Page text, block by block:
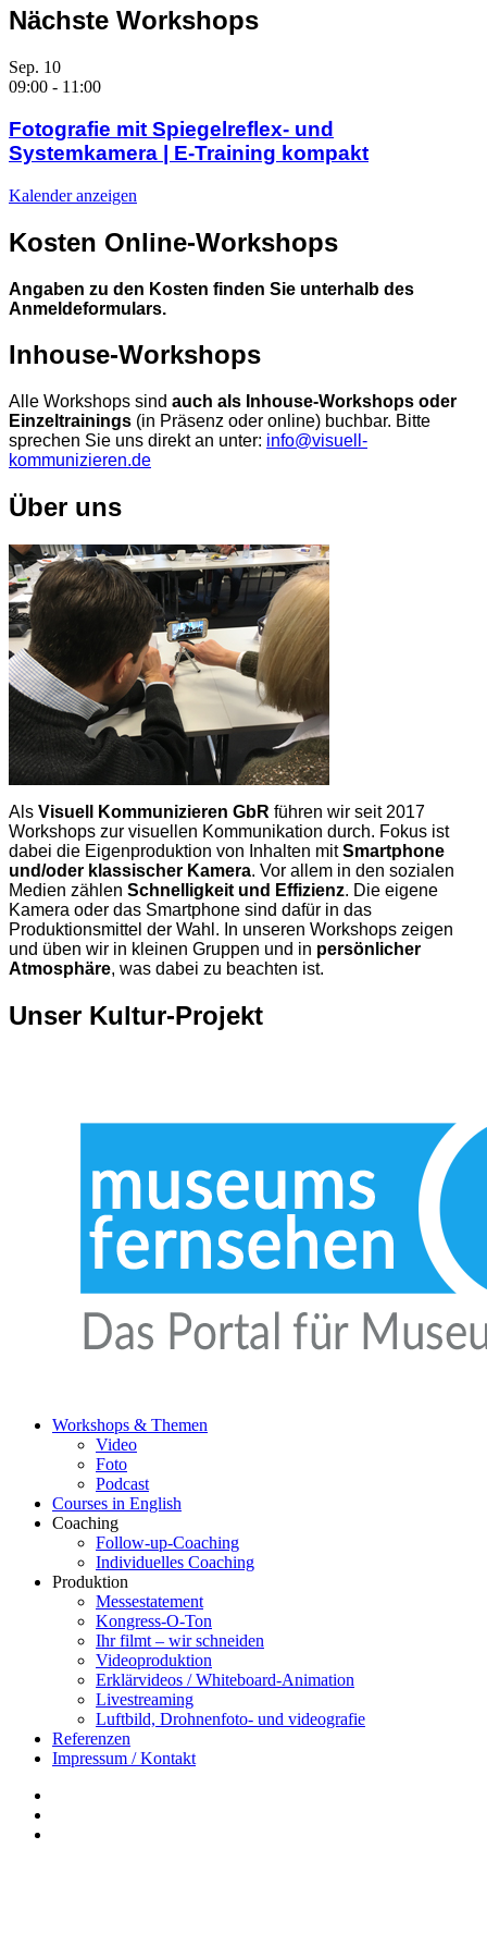
Nächste Workshops
Sep. 10
09:00 - 11:00
Fotografie mit Spiegelreflex- und
Systemkamera | E-Training kompakt
Kalender anzeigen
Kosten Online-Workshops
Angaben zu den Kosten finden Sie unterhalb des
Anmeldeformulars.
Inhouse-Workshops
Alle Workshops sind auch als Inhouse-Workshops oder
Einzeltrainings (in Präsenz oder online) buchbar. Bitte
sprechen Sie uns direkt an unter: info@visuell-
kommunizieren.de
Über uns
Als Visuell Kommunizieren GbR führen wir seit 2017
Workshops zur visuellen Kommunikation durch. Fokus ist
dabei die Eigenproduktion von Inhalten mitSmartphone
und/oder klassischer Kamera. Vor allem in den sozialen
Medien zählen Schnelligkeit und Effizienz. Die eigene
Kamera oder das Smartphone sind dafür in das
Produktionsmittel der Wahl. In unseren Workshops zeigen
und üben wir in kleinen Gruppen und in persönlicher
Atmosphäre, was dabei zu beachten ist.
Unser Kultur-Projekt
Workshops & Themen
Video
Foto
Podcast
Courses in English
Coaching
Follow-up-Coaching
Individuelles Coaching
Produktion
Messestatement
Kongress-O-Ton
Ihr filmt – wir schneiden
Videoproduktion
Erklärvideos / Whiteboard-Animation
Livestreaming
Luftbild, Drohnenfoto- und videografie
Referenzen
Impressum / Kontakt